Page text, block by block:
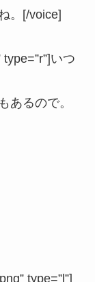
。[/voice]
いつ
あるので。
type=”l”]